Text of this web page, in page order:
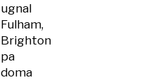
ugnal
Fulham,
Brighton
pa
doma